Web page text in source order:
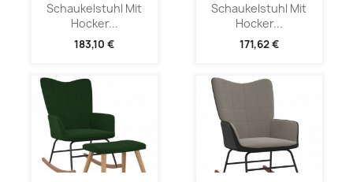
Schaukelstuhl Mit
Hocker...
183,10 €
Schaukelstuhl Mit
Hocker...
171,62 €